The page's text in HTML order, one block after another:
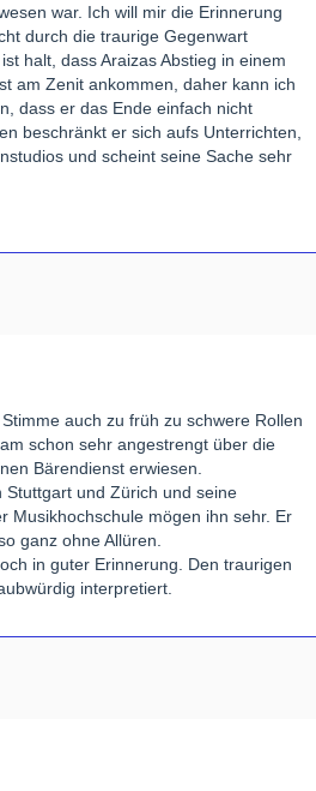
war. Ich will mir die Erinnerung
durch die traurige Gegenwart
halt, dass Araizas Abstieg in einem
am Zenit ankommen, daher kann ich
dass er das Ende einfach nicht
beschränkt er sich aufs Unterrichten,
und scheint seine Sache sehr
auch zu früh zu schwere Rollen
schon sehr angestrengt über die
Bärendienst erwiesen.
Stuttgart und Zürich und seine
Musikhochschule mögen ihn sehr. Er
ganz ohne Allüren.
in guter Erinnerung. Den traurigen
interpretiert.